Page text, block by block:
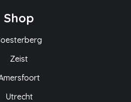
Shop
Zeist
Utrecht